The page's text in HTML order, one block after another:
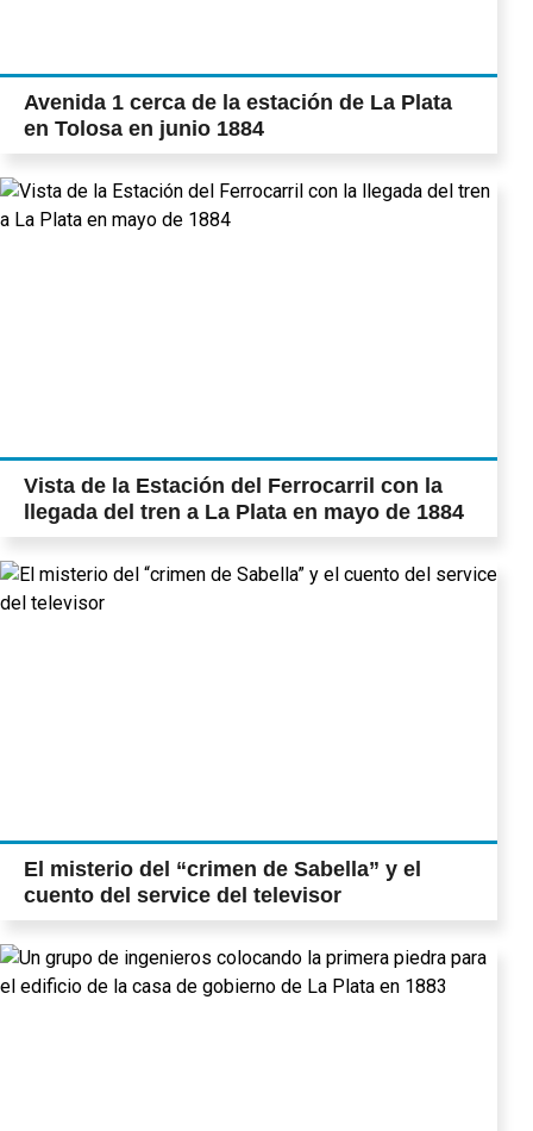
Avenida 1 cerca de la estación de La Plata
en Tolosa en junio 1884
Vista de la Estación del Ferrocarril con la
llegada del tren a La Plata en mayo de 1884
El misterio del “crimen de Sabella” y el
cuento del service del televisor